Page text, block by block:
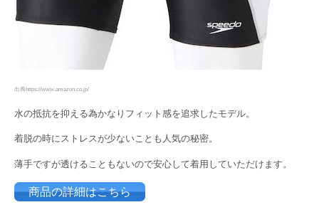
出典https://www.amazon.co.jp/
水の抵抗を抑える為かなりフィット感を追求したモデル。
着脱の時にストレスが少ないことも人気の秘密。
薄手ですが透けることもないので安心して着用していただけます。
商品の詳細はこちら